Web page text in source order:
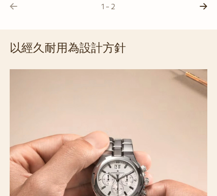
1 - 2
以經久耐用為設計方針